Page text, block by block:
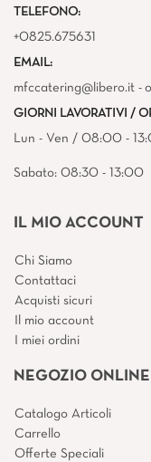
TELEFONO:
+0825.675631
EMAIL:
mfccatering@libero.it -
GIORNI LAVORATIVI /
Lun - Ven / 08:00 -
Sabato: 08:30 - 13:00
IL MIO ACCOUNT
Chi Siamo
Contattaci
Acquisti sicuri
Il mio account
I miei ordini
NEGOZIO ONLINE
Catalogo Articoli
Carrello
Offerte Speciali